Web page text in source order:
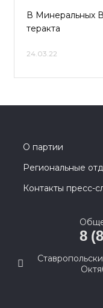
В Минеральных
теракта
24.03.22
О партии
Региональные
Контакты пресс-
8